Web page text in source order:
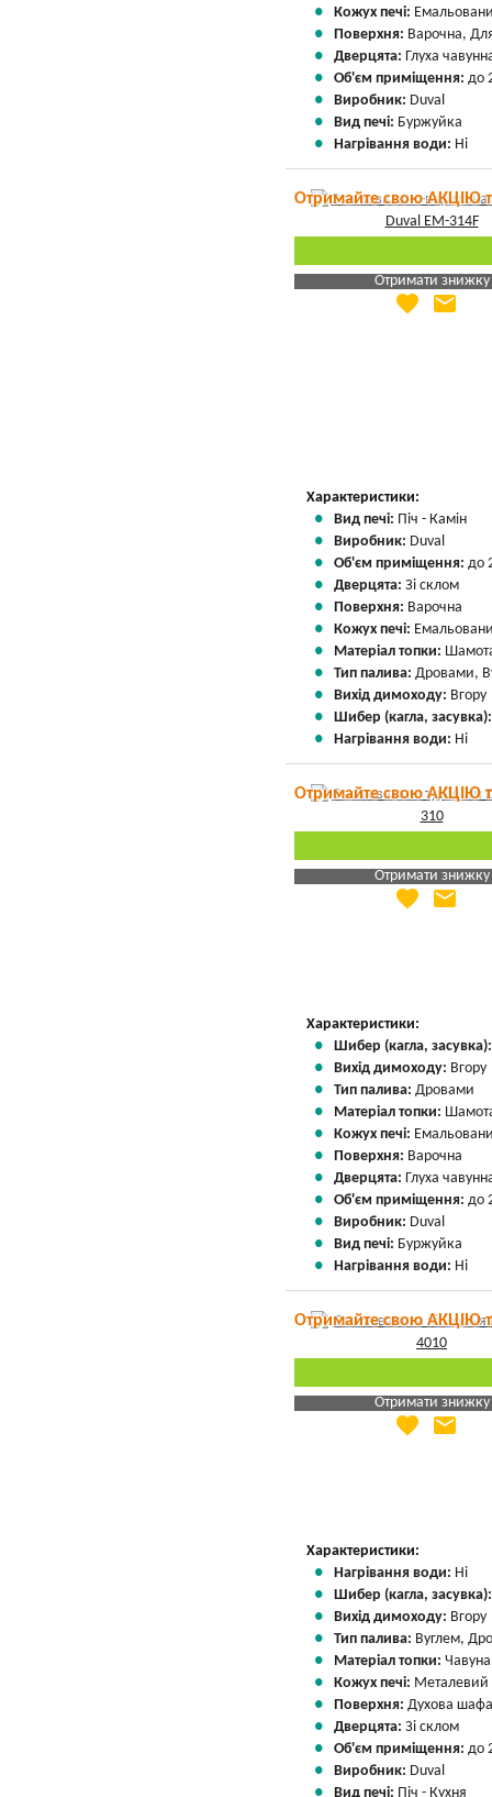
Кожух печі:
Поверхня: Варочна, Для
Дверцята: Глуха
Об'єм приміщення: до
Виробник: Duval
Вид печі: Буржуйка
Нагрівання води: Ні
Отримайте свою АКЦІЮ
Отримати знижку
Яка Ваша ціна
favorite email
Характеристики:
Вид печі: Піч - Камін
Виробник: Duval
Об'єм приміщення: до
Дверцята: Зі склом
Поверхня: Варочна
Кожух печі:
Матеріал топки:
Тип палива: Дровами,
Вихід димоходу: Вгору
Шибер (кагла,
Нагрівання води: Ні
Отримайте свою АКЦІЮ
Отримати знижку
Яка Ваша ціна
favorite email
Характеристики:
Шибер (кагла,
Вихід димоходу: Вгору
Тип палива: Дровами
Матеріал топки:
Кожух печі:
Поверхня: Варочна
Дверцята: Глуха
Об'єм приміщення: до
Виробник: Duval
Вид печі: Буржуйка
Нагрівання води: Ні
Отримайте свою АКЦІЮ
Отримати знижку
Яка Ваша ціна
favorite email
Характеристики:
Нагрівання води: Ні
Шибер (кагла,
Вихід димоходу: Вгору
Тип палива: Вуглем,
Матеріал топки: Чавуна
Кожух печі: Металевий
Поверхня: Духова
Дверцята: Зі склом
Об'єм приміщення: до
Виробник: Duval
Вид печі: Піч - Кухня